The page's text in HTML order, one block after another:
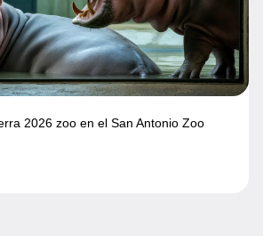
2026 zoo en el San Antonio Zoo